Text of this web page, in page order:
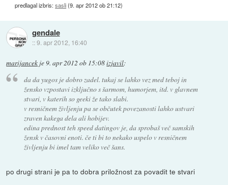
predlagal izbris:sasli(9. apr 2012 ob 21:12)
gendale
::9. apr 2012, 16:40
marijancek je9. apr 2012 ob 15:08izjavil:
da da yugos je dobro zadel. tukaj se lahko vez med teboj in
žensko vzpostavi izključno s šarmom, humorjem, itd. v glavnem
stvari, v katerih so geeki že tako slabi.
v resničnem življenju pa se občutek povezanosti lahko ustvari
zraven kakega dela ali hobijev.
edina prednost teh speed datingov je, da sprobaš več samskih
žensk v časovni enoti. če ti bi to nekako uspelo v resničnem
življenju bi imel tam veliko več šans.
po drugi strani je pa to dobra priložnost za povadit te stvari